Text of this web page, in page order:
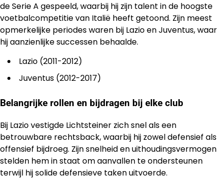
de Serie A gespeeld, waarbij hij zijn talent in de hoogste
voetbalcompetitie van Italië heeft getoond. Zijn meest
opmerkelijke periodes waren bij Lazio en Juventus, waar
hij aanzienlijke successen behaalde.
Lazio (2011-2012)
Juventus (2012-2017)
Belangrijke rollen en bijdragen bij elke club
Bij Lazio vestigde Lichtsteiner zich snel als een
betrouwbare rechtsback, waarbij hij zowel defensief als
offensief bijdroeg. Zijn snelheid en uithoudingsvermogen
stelden hem in staat om aanvallen te ondersteunen
terwijl hij solide defensieve taken uitvoerde.